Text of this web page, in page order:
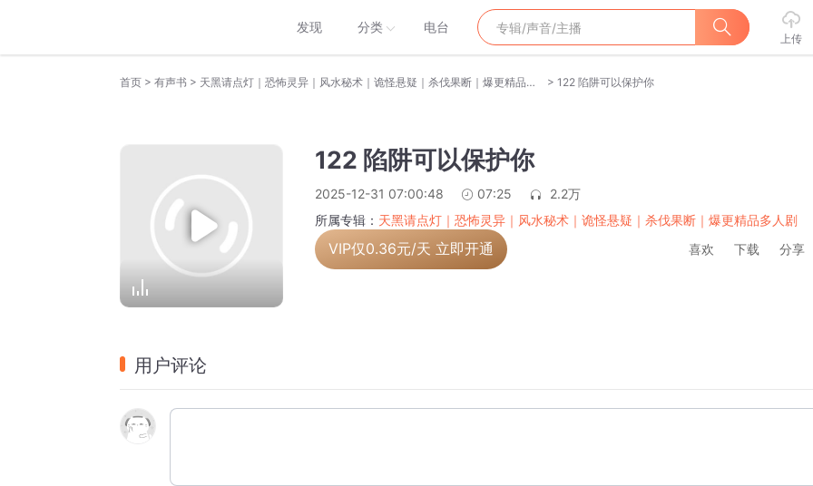
发现 分类 电台
上传
首页 > 有声书 > 天黑请点灯｜恐怖灵异｜风水秘术｜诡怪悬疑｜杀伐果断｜爆更精品多人剧 > 122 陷阱可以保护你
122 陷阱可以保护你
2025-12-31 07:00:48 07:25
2.2万
所属专辑： 天黑请点灯｜恐怖灵异｜风水秘术｜诡怪悬疑｜杀伐果断｜爆更精品多人剧
VIP仅0.36元/天 立即开通 喜欢 下载 分享
用户评论